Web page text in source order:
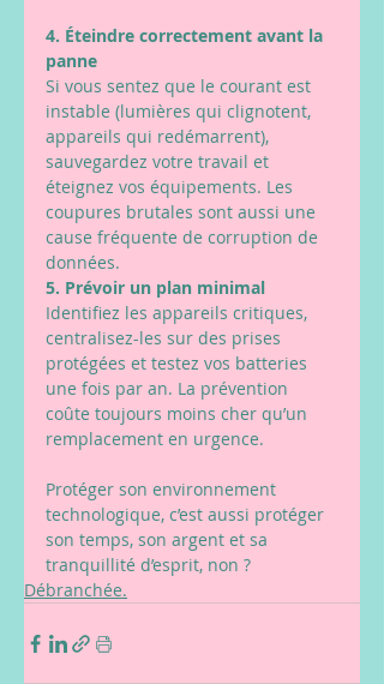
4. Éteindre correctement avant la
panne
Si vous sentez que le courant est
instable (lumières qui clignotent,
appareils qui redémarrent),
sauvegardez votre travail et
éteignez vos équipements. Les
coupures brutales sont aussi une
cause fréquente de corruption de
données.
5. Prévoir un plan minimal
Identifiez les appareils critiques,
centralisez-les sur des prises
protégées et testez vos batteries
une fois par an. La prévention
coûte toujours moins cher qu’un
remplacement en urgence.
Protéger son environnement
technologique, c’est aussi protéger
son temps, son argent et sa
tranquillité d’esprit, non ?
Débranchée.